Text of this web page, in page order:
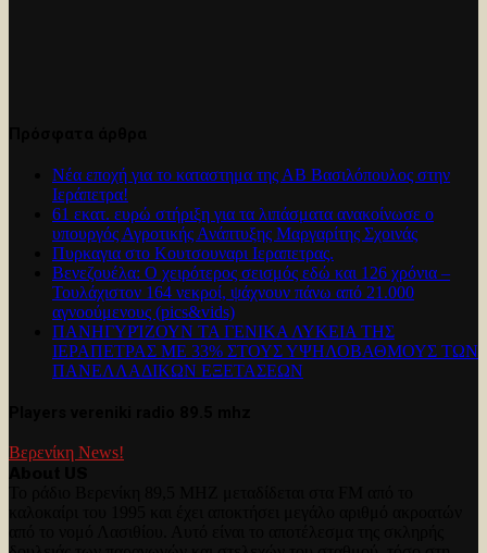
Νέα εποχή για το καταστημα της ΑΒ Βασιλόπουλος στην
Ιεράπετρα!
61 εκατ. ευρώ στήριξη για τα λιπάσματα ανακοίνωσε ο
υπουργός Αγροτικής Ανάπτυξης Μαργαρίτης Σχοινάς
Πυρκαγια στο Κουτσουναρι Ιεραπετρας.
Βενεζουέλα: Ο χειρότερος σεισμός εδώ και 126 χρόνια –
Τουλάχιστον 164 νεκροί, ψάχνουν πάνω από 21.000
αγνοούμενους (pics&vids)
ΠΑΝΗΓΥΡΊΖΟΥΝ ΤΑ ΓΕΝΙΚΑ ΛΥΚΕΙΑ ΤΗΣ
ΙΕΡΑΠΕΤΡΑΣ ΜΕ 33% ΣΤΟΥΣ ΥΨΗΛΟΒΑΘΜΟΥΣ ΤΩΝ
ΠΑΝΕΛΛΑΔΙΚΩΝ ΕΞΕΤΑΣΕΩΝ
Βερενίκη News!